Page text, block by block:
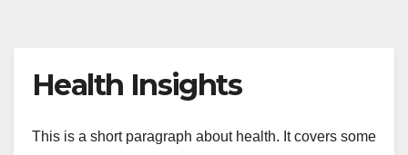
Health Insights
This is a short paragraph about health. It covers some